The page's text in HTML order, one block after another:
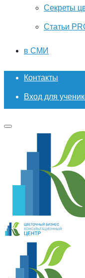
Секреты
Статьи
в СМИ
Контакты
Вход для